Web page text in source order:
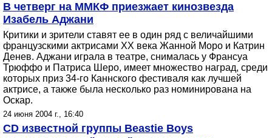
В четверг на ММКФ приезжает кинозвезда
Изабель Аджани
Критики и зрители ставят ее в один ряд с величайшими
французскими актрисами XX века Жанной Моро и Катрин
Денев. Аджани играла в театре, снималась у Франсуа
Трюффо и Патриса Шеро, имеет множество наград, среди
которых приз 34-го Каннского фестиваля как лучшей
актрисе, а также была несколько раз номинирована на
Оскар.
24 июня 2004 г., 16:40
CD известной группы Beastie Boys